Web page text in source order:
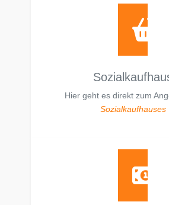
Hier geht es direkt zum
Sozialkaufhauses